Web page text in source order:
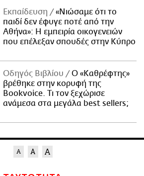
Εκπαίδευση
«Νιώσαμε ότι το
παιδί δεν έφυγε ποτέ από την
Αθήνα»: Η εμπειρία οικογενειών
που επέλεξαν σπουδές στην Κύπρο
Οδηγός Βιβλίου
Ο «Καθρέφτης»
βρέθηκε στην κορυφή της
Bookvoice. Τι τον ξεχώρισε
ανάμεσα στα μεγάλα best sellers;